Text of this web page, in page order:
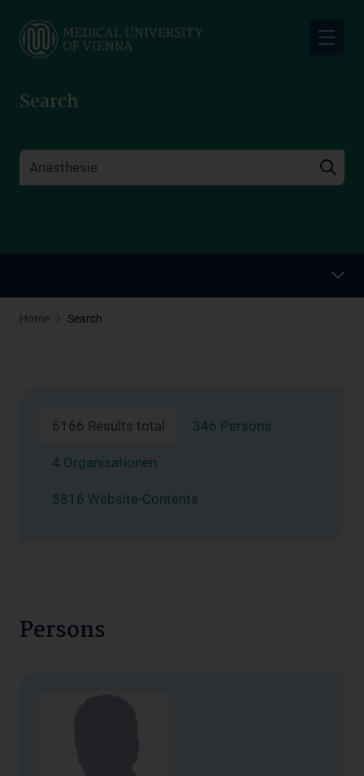
main
Search
Home Search
6166 Results total 346 Persons
4 Organisationen
5816 Website-Contents
Persons